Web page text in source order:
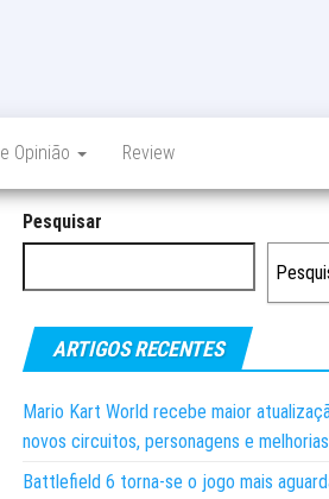
Opinião Review
Pesquisar
ARTIGOS RECENTES
Mario Kart World recebe maior
novos circuitos, personagens e
Battlefield 6 torna-se o jogo mais